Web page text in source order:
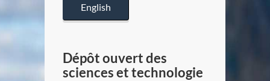
English
Dépôt ouvert des
sciences et technologie